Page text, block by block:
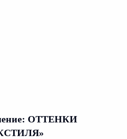
ОТТЕНКИ